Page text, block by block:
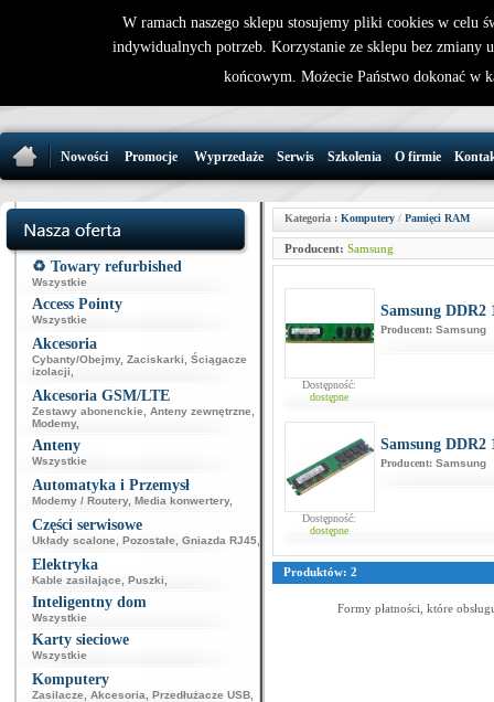
32 721 86
Nowości Promocje Wyprzedaże Serwis Szkolenia O firmie
♻️ Towary refurbished
Wszystkie
Access Pointy
Wszystkie
Akcesoria
Cybanty/Obejmy, Zaciskarki
Ściągacze
izolacji
Akcesoria GSM/LTE
Zestawy abonenckie Anteny zewnętrzne
Modemy,
Anteny
Wszystkie
Automatyka i Przemysł
Modemy / Routery, Media konwertery,
Części serwisowe
Układy scalone Pozostałe Gniazda RJ45
Elektryka
Kable zasilające Puszki
Inteligentny dom
Wszystkie
Karty sieciowe
Wszystkie
Komputery
Zasilacze Akcesoria Przedłużacze USB
Kategoria : Komputery/ Pamięci RAM
Producent: Samsung
Dostępność:
dostępne
Samsung DDR2
Producent: Samsung
Dostępność:
dostępne
Samsung DDR2
Producent: Samsung
Produktów: 2
Formy płatności, które
W ramach naszego sklepu stosujemy pliki cookies w celu
indywidualnych potrzeb. Korzystanie ze sklepu bez zmiany
końcowym. Możecie Państwo dokonać w